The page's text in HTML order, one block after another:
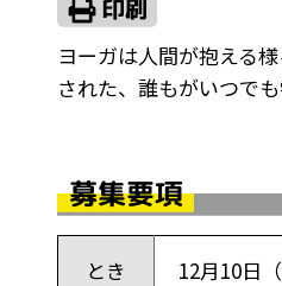
ヨーガは人間が抱える
された、誰もがいつでも
募集要項
とき 12月10日